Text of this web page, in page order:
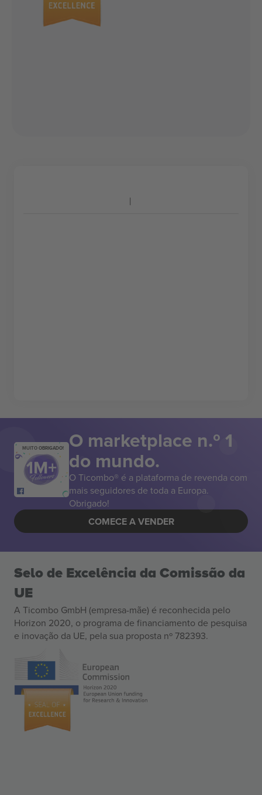
MUITO OBRIGADO! O marketplace n.º 1
do mundo.
O Ticombo® é a plataforma de revenda com
mais seguidores de toda a Europa.
Obrigado!
COMECE A VENDER
Selo de Excelência da Comissão da
UE
A Ticombo GmbH (empresa-mãe) é reconhecida pelo
Horizon 2020, o programa de financiamento de pesquisa
e inovação da UE, pela sua proposta nº 782393.